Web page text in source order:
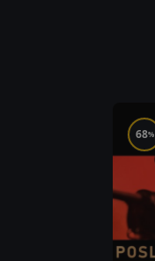
68%